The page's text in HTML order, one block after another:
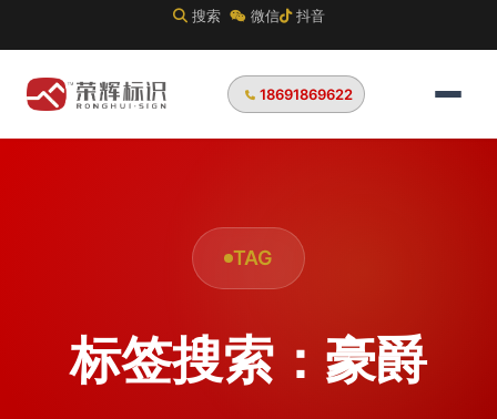
搜索 微信 抖音
18691869622
TAG
标签搜索：豪爵